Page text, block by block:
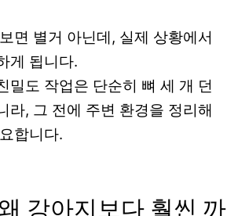
면 별거 아닌데, 실제 상황에서
게 됩니다.
밀도 작업은 단순히 뼈 세 개 던
라, 그 전에 주변 환경을 정리해
합니다.
강아지보다 훨씬 까